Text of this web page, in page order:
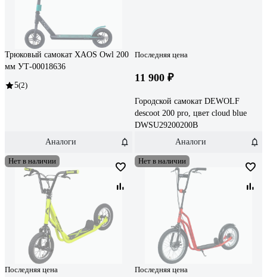
Трюковый самокат XAOS Owl 200
мм УТ-00018636
5(2)
Аналоги
Последняя цена
11 900 ₽
Городской самокат DEWOLF
descoot 200 pro, цвет cloud blue
DWSU29200200B
Аналоги
Нет в наличии
Последняя цена
Нет в наличии
Последняя цена